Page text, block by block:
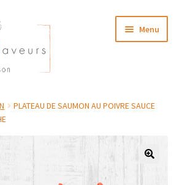
Menu
end
PLATEAU DE SAUMON AU POIVRE SAUCE